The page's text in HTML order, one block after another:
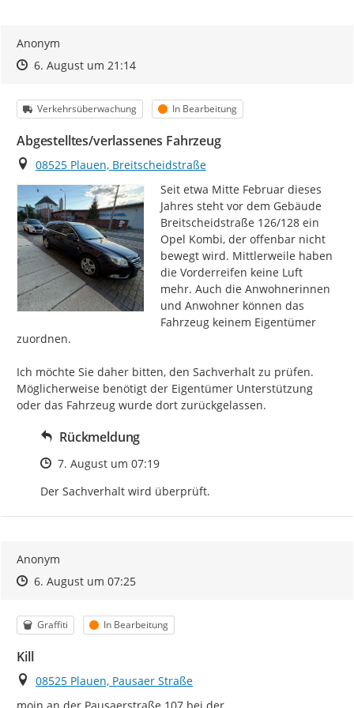
Anonym
Zeitpunkt des Erstellens
Zeitpunkt des Erstellens
6. August um 21:14Zur Äußerung
Kategorie
Verkehrsüberwachung Status
In Bearbeitung
Abgestelltes/verlassenes Fahrzeug
Ort
08525 Plauen, Breitscheidstraße
Seit etwa Mitte Februar dieses
Jahres steht vor dem Gebäude
Breitscheidstraße 126/128 ein
Opel Kombi, der offenbar nicht
bewegt wird. Mittlerweile haben
die Vorderreifen keine Luft
mehr. Auch die Anwohnerinnen
und Anwohner können das
Fahrzeug keinem Eigentümer
zuordnen.
Ich möchte Sie daher bitten, den Sachverhalt zu prüfen.
Möglicherweise benötigt der Eigentümer Unterstützung
oder das Fahrzeug wurde dort zurückgelassen.
Rückmeldung
Zeitpunkt des Erstellens
7. August um 07:19
Der Sachverhalt wird überprüft.
Anonym
Zeitpunkt des Erstellens
Zeitpunkt des Erstellens
6. August um 07:25Zur Äußerung
Kategorie
Graffiti Status
In Bearbeitung
Kill
Ort
08525 Plauen, Pausaer Straße